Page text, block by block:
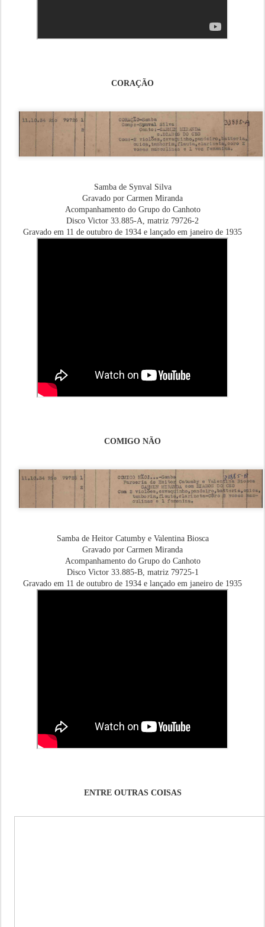
CORAÇÃO
Samba de Synval Silva
Gravado por Carmen Miranda
Acompanhamento do Grupo do Canhoto
Disco Victor 33.885-A, matriz 79726-2
Gravado em 11 de outubro de 1934 e lançado em janeiro de 1935
COMIGO NÃO
Samba de Heitor Catumby e Valentina Biosca
Gravado por Carmen Miranda
Acompanhamento do Grupo do Canhoto
Disco Victor 33.885-B, matriz 79725-1
Gravado em 11 de outubro de 1934 e lançado em janeiro de 1935
ENTRE OUTRAS COISAS